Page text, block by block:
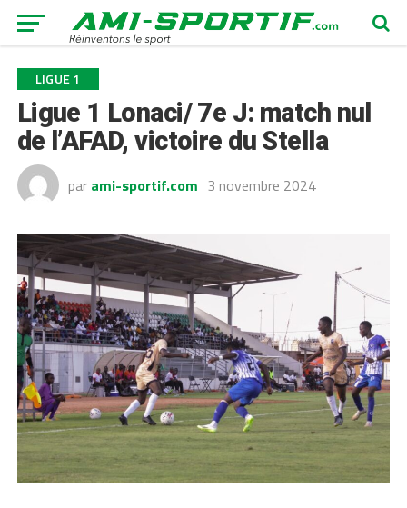
LIGUE 1
Ligue 1 Lonaci/ 7e J: match nul
de l’AFAD, victoire du Stella
par ami-sportif.com 3 novembre 2024